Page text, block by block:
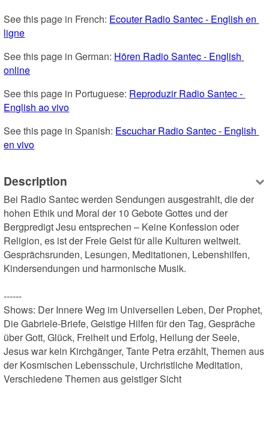
See this page in French: Ecouter Radio Santec - English en
ligne
See this page in German: Hören Radio Santec - English
online
See this page in Portuguese: Reproduzir Radio Santec -
English ao vivo
See this page in Spanish: Escuchar Radio Santec - English
en vivo
Description
Bei Radio Santec werden Sendungen ausgestrahlt, die der
hohen Ethik und Moral der 10 Gebote Gottes und der
Bergpredigt Jesu entsprechen – Keine Konfession oder
Religion, es ist der Freie Geist für alle Kulturen weltweit.
Gesprächsrunden, Lesungen, Meditationen, Lebenshilfen,
Kindersendungen und harmonische Musik.
------
Shows: Der Innere Weg im Universellen Leben, Der Prophet,
Die Gabriele-Briefe, Geistige Hilfen für den Tag, Gespräche
über Gott, Glück, Freiheit und Erfolg, Heilung der Seele,
Jesus war kein Kirchgänger, Tante Petra erzählt, Themen aus
der Kosmischen Lebensschule, Urchristliche Meditation,
Verschiedene Themen aus geistiger Sicht